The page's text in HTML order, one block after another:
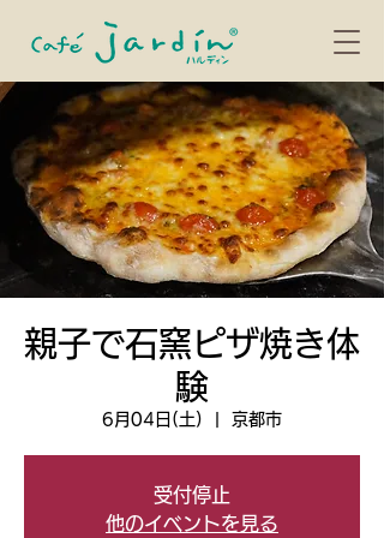
親子で石窯ピザ焼き体
験
6月04日(土) 京都市
受付停止
他のイベントを見る